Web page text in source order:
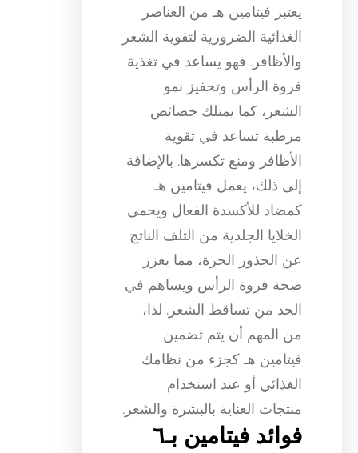
يعتبر فيتامين هـ من العناصر
الغذائية الضرورية لتقوية الشعر
والأظافر. فهو يساعد في تغذية
فروة الرأس وتحفيز نمو
الشعر، كما يمتلك خصائص
مرطبة تساعد في تقوية
الأظافر ومنع تكسرها. بالإضافة
إلى ذلك، يعمل فيتامين هـ
كمضاد للأكسدة الفعال ويحمي
الخلايا الجلدية من التلف الناتج
عن الجذور الحرة، مما يعزز
صحة فروة الرأس ويساهم في
الحد من تساقط الشعر. لذا،
من المهم أن يتم تضمين
فيتامين هـ كجزء من نظامك
الغذائي أو عند استخدام
منتجات العناية بالبشرة والشعر.
فوائد فيتامين بـ٦